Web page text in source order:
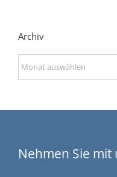
Archiv
Archiv
Nehmen Sie